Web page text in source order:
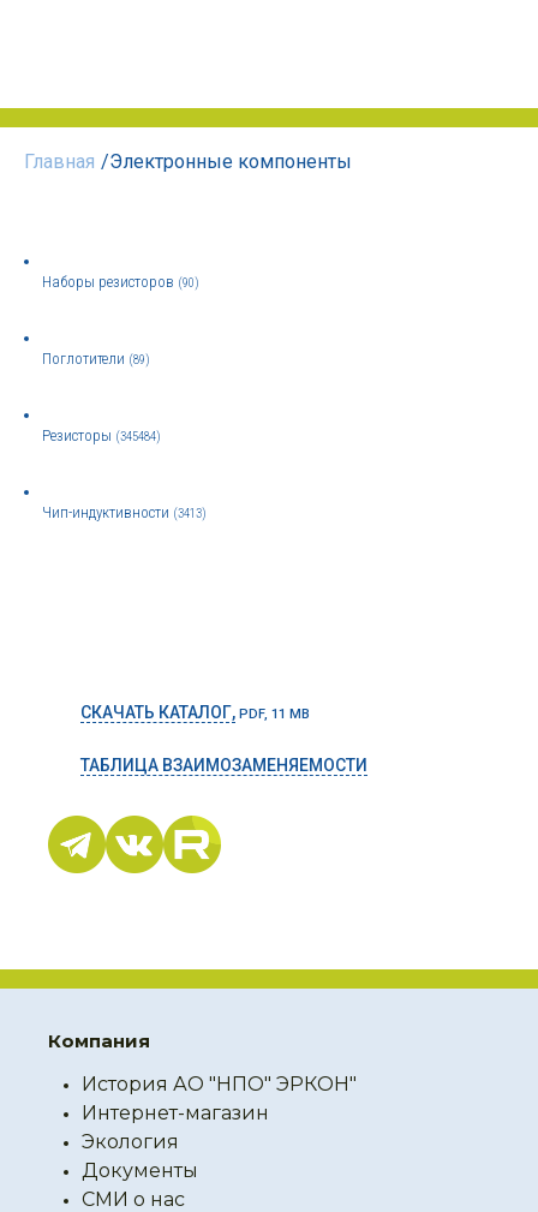
Главная /Электронные компоненты
Наборы резисторов (90)
Поглотители (89)
Резисторы (345484)
Чип-индуктивности (3413)
СКАЧАТЬ КАТАЛОГ, PDF, 11 MB
ТАБЛИЦА ВЗАИМОЗАМЕНЯЕМОСТИ
Компания
История АО "НПО" ЭРКОН"
Интернет-магазин
Экология
Документы
СМИ о нас